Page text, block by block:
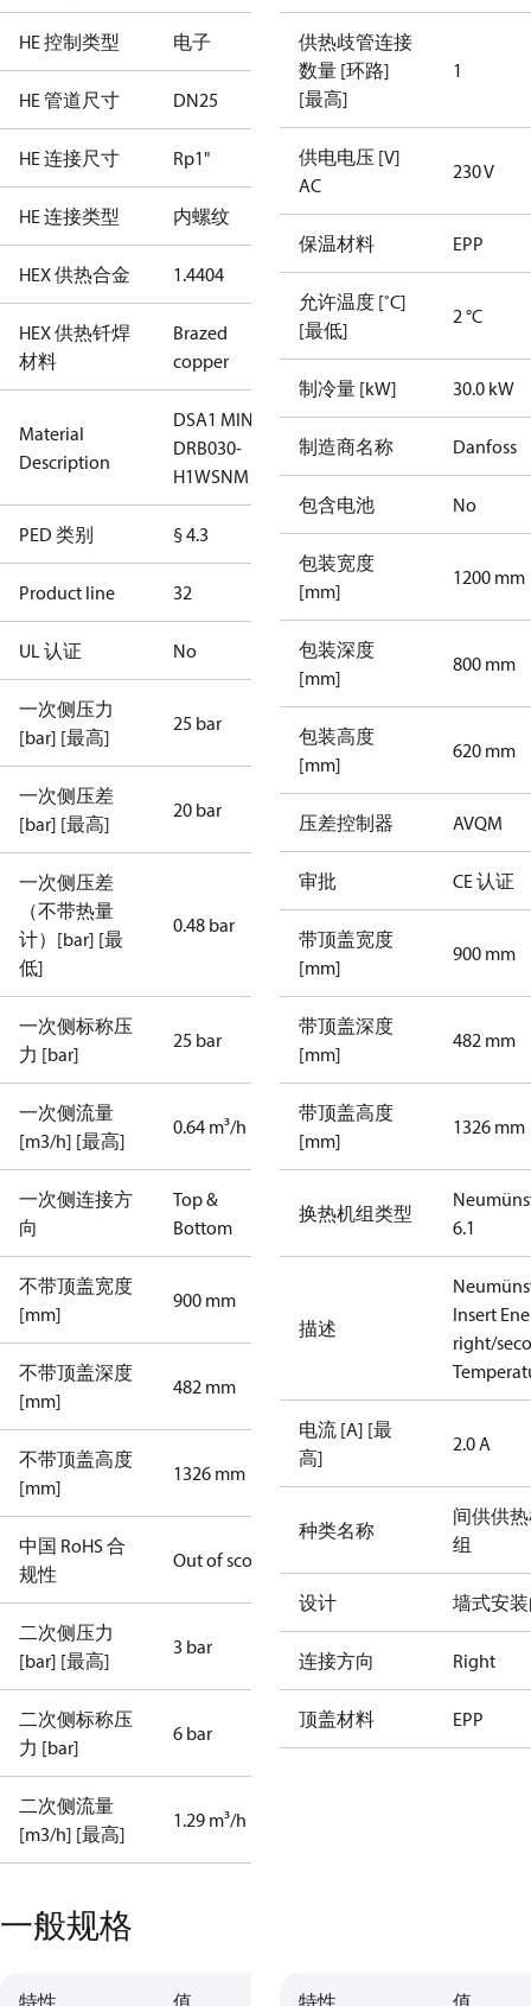
HE 控制类型 电子
HE 管道尺寸 DN25
HE 连接尺寸 Rp1"
HE 连接类型 内螺纹
HEX 供热合金 1.4404
HEX 供热钎焊
材料
Brazed
copper
Material
Description
DSA1 MINI-
DRB030-
H1WSNM
PED 类别 § 4.3
Product line 32
UL 认证 No
一次侧压力
[bar] [最高]
25 bar
一次侧压差
[bar] [最高]
20 bar
一次侧压差
（不带热量
计）[bar] [最
低]
0.48 bar
一次侧标称压
力 [bar]
25 bar
一次侧流量
[m3/h] [最高]
0.64 m³/h
一次侧连接方
向
Top &
Bottom
不带顶盖宽度
[mm]
900 mm
不带顶盖深度
[mm]
482 mm
不带顶盖高度
[mm]
1326 mm
中国 RoHS 合
规性
Out of scope
二次侧压力
[bar] [最高]
3 bar
二次侧标称压
力 [bar]
6 bar
二次侧流量
[m3/h] [最高]
1.29 m³/h
供热歧管连接
数量 [环路]
[最高]
1
供电电压 [V]
AC
230 V
保温材料 EPP
允许温度 [˚C]
[最低]
2 °C
制冷量 [kW] 30.0 kW
制造商名称 Danfoss
包含电池 No
包装宽度
[mm]
1200 mm
包装深度
[mm]
800 mm
包装高度
[mm]
620 mm
压差控制器 AVQM
审批 CE 认证
带顶盖宽度
[mm]
900 mm
带顶盖深度
[mm]
482 mm
带顶盖高度
[mm]
1326 mm
换热机组类型
6.1
描述
Insert
right/
电流 [A] [最
高]
2.0 A
种类名称
间供供
组
设计 墙式安
连接方向 Right
顶盖材料 EPP
一般规格
特性 值 特性 值